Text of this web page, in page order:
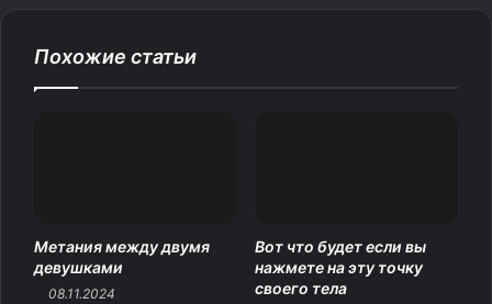
лютейший вынос мозга. После возвращения с рыбалки
Похожие статьи
Метания между двумя
девушками
08.11.2024
Вот что будет если вы
нажмете на эту точку
своего тела